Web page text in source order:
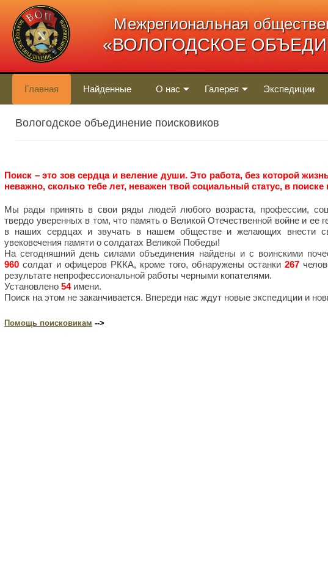
Межрегиональная
«ВОЛОГОДСКОЕ
Главная Найденные О нас Галерея Экспедиции
Вологодское объединение поисковиков
Поиск – это зов сердца и веление души. Это работа, без которой
неважно, сколько тебе лет, неважен твой социальный статус, в
Мы рады принять в свои ряды людей любого возраста, профессии,
твердо уверенных в том, что память о Великой Отечественной войне и ее
в наших сердцах и звучать в нашем обществе и желающих внести
увековечения памяти о солдатах Великой Победы!
На сегодняшний день силами объединения найдены и с воинскими
960 солдат и офицеров РККА, кроме того, обнаружены останки 267
результате непрофессиональной работы черными копателями.
Установлено 54имени.
Поиск на этом не заканчивается. Впереди нас ждут новые экспедиции и
Помощь поисковикам -->